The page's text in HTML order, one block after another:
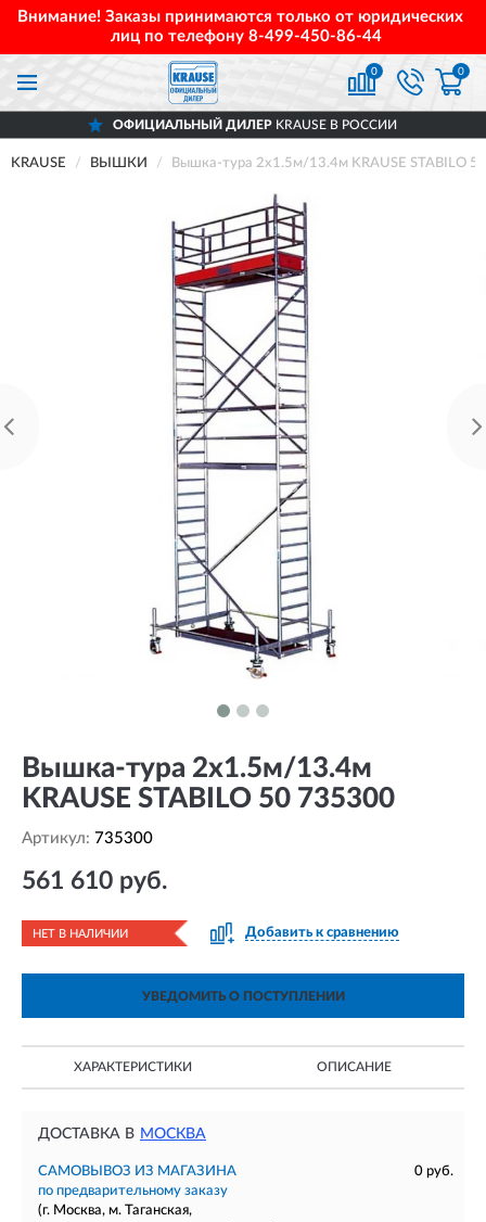
Внимание! Заказы принимаются только от юридических
лиц по телефону 8-499-450-86-44
0 0
ОФИЦИАЛЬНЫЙ ДИЛЕРKRAUSE В РОССИИ
KRAUSE ВЫШКИ Вышка-тура 2х1.5м/13.4м KRAUSE STABILO
Вышка-тура 2х1.5м/13.4м
KRAUSE STABILO 50 735300
Артикул: 735300
561 610 руб.
НЕТ В НАЛИЧИИ Добавить к сравнению
УВЕДОМИТЬ О ПОСТУПЛЕНИИ
ХАРАКТЕРИСТИКИ ОПИСАНИЕ
ДОСТАВКА В МОСКВА
САМОВЫВОЗ ИЗ МАГАЗИНА
0 руб.
по предварительному заказу
(г. Москва, м. Таганская,